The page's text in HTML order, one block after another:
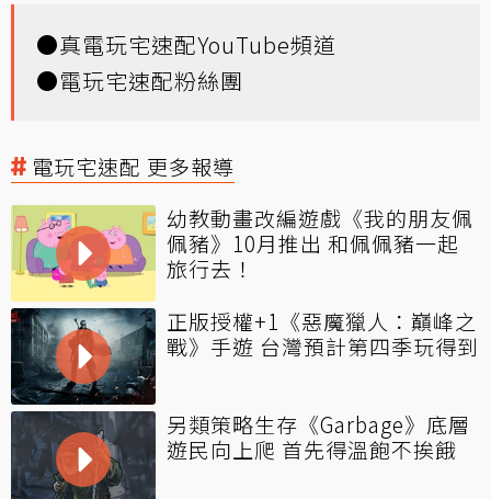
●真電玩宅速配YouTube頻道
●電玩宅速配粉絲團
電玩宅速配 更多報導
幼教動畫改編遊戲《我的朋友佩
佩豬》10月推出 和佩佩豬一起
旅行去！
正版授權+1《惡魔獵人：巔峰之
戰》手遊 台灣預計第四季玩得到
另類策略生存《Garbage》底層
遊民向上爬 首先得溫飽不挨餓